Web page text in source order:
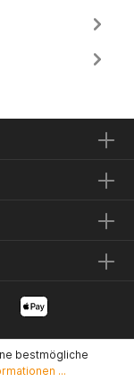
bestmögliche
...